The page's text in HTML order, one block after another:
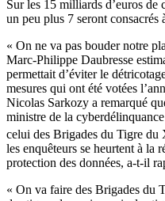
Sur les 15 milliards d’euros de
un peu plus 7 seront
« On ne va pas bouder notre
Marc-Philippe Daubresse
permettait d’éviter le
mesures qui ont été votées
Nicolas Sarkozy a remarqué
ministre de la
celui des Brigades du Tigre du
les enquêteurs se heurtent à la
protection des données, a-t-il
« On va faire des Brigades du